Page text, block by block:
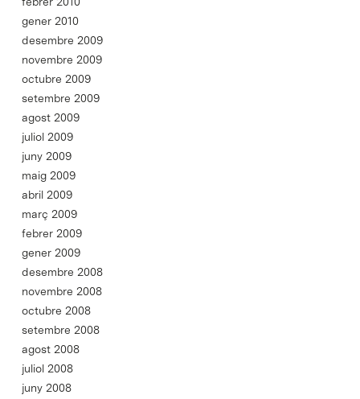
gener 2010
desembre 2009
novembre 2009
octubre 2009
setembre 2009
agost 2009
juliol 2009
juny 2009
maig 2009
abril 2009
març 2009
febrer 2009
gener 2009
desembre 2008
novembre 2008
octubre 2008
setembre 2008
agost 2008
juliol 2008
juny 2008